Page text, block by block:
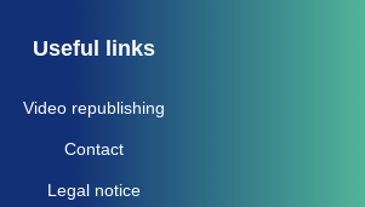
Useful links
Video republishing
Contact
Legal notice